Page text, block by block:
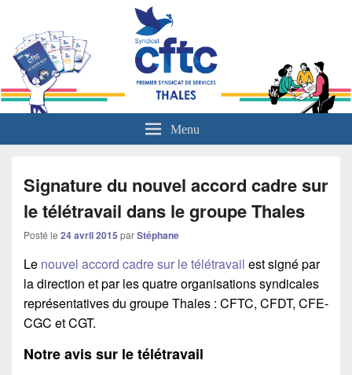
L'actualité sociale du groupe Thales
Menu
Signature du nouvel accord cadre sur
le télétravail dans le groupe Thales
Posté le 24 avril 2015 parStéphane
Le nouvel accord cadre sur le télétravail est signé par
la direction et par les quatre organisations syndicales
représentatives du groupe Thales : CFTC, CFDT, CFE-
CGC et CGT.
Notre avis sur le télétravail